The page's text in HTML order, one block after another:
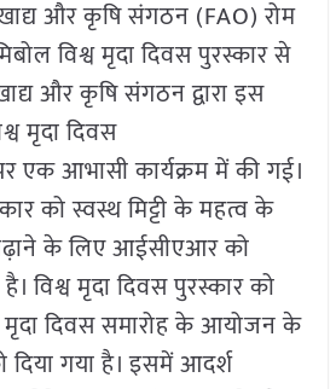
और कृषि संगठन (FAO) रोम
विश्व मृदा दिवस पुरस्कार से
और कृषि संगठन द्वारा इस
मृदा दिवस
एक आभासी कार्यक्रम में की गई।
को स्वस्थ मिट्टी के महत्व के
के लिए आईसीएआर को
विश्व मृदा दिवस पुरस्कार को
दिवस समारोह के आयोजन के
गया है। इसमें आदर्श